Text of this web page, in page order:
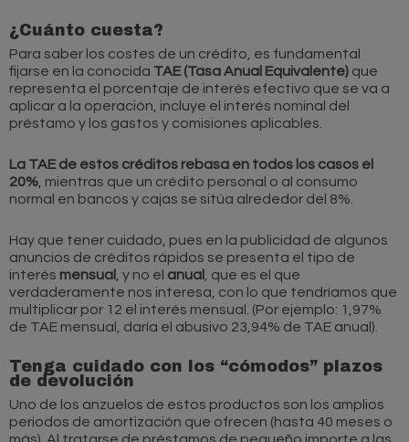
¿Cuánto cuesta?
Para saber los costes de un crédito, es fundamental
fijarse en la conocida TAE (Tasa Anual Equivalente) que
representa el porcentaje de interés efectivo que se va a
aplicar a la operación, incluye el interés nominal del
préstamo y los gastos y comisiones aplicables.
La TAE de estos créditos rebasa en todos los casos el
20% , mientras que un crédito personal o al consumo
normal en bancos y cajas se sitúa alrededor del 8%.
Hay que tener cuidado, pues en la publicidad de algunos
anuncios de créditos rápidos se presenta el tipo de
interés mensual , y no el anual
, que es el que
verdaderamente nos interesa, con lo que tendríamos que
multiplicar por 12 el interés mensual. (Por ejemplo: 1,97%
de TAE mensual, daría el abusivo 23,94% de TAE anual).
Tenga cuidado con los “cómodos” plazos
de devolución
Uno de los anzuelos de estos productos son los amplios
periodos de amortización que ofrecen (hasta 40 meses o